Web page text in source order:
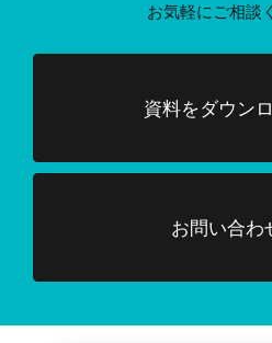
お気軽にご相談
資料をダウン
お問い合わ